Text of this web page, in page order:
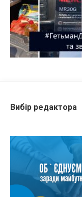
Вибір редактора